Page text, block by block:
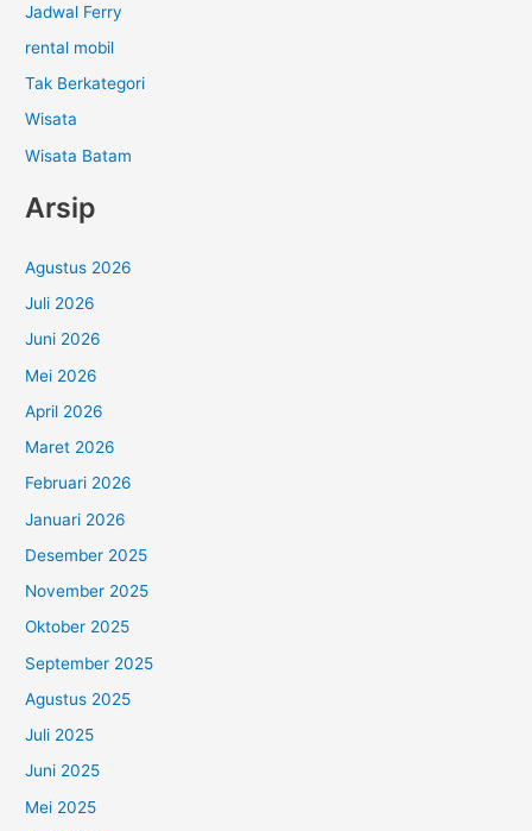
Jadwal Ferry
rental mobil
Tak Berkategori
Wisata
Wisata Batam
Arsip
Agustus 2026
Juli 2026
Juni 2026
Mei 2026
April 2026
Maret 2026
Februari 2026
Januari 2026
Desember 2025
November 2025
Oktober 2025
September 2025
Agustus 2025
Juli 2025
Juni 2025
Mei 2025